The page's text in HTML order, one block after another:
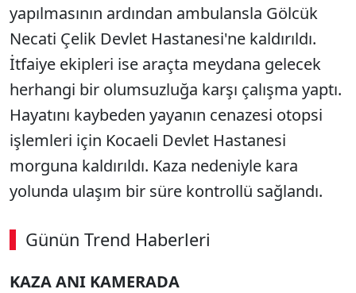
yapılmasının ardından ambulansla Gölcük
Necati Çelik Devlet Hastanesi'ne kaldırıldı.
İtfaiye ekipleri ise araçta meydana gelecek
herhangi bir olumsuzluğa karşı çalışma yaptı.
Hayatını kaybeden yayanın cenazesi otopsi
işlemleri için Kocaeli Devlet Hastanesi
morguna kaldırıldı. Kaza nedeniyle kara
yolunda ulaşım bir süre kontrollü sağlandı.
Günün Trend Haberleri
KAZA ANI KAMERADA